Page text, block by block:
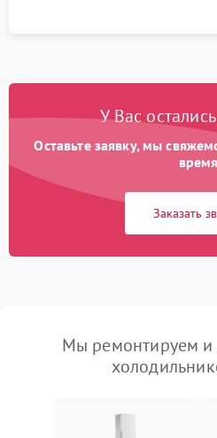
У Вас
Оставьте заявку, мы
время
Заказать
Мы ремонтируем и